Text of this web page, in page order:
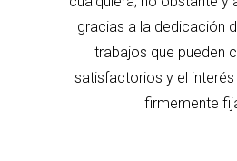
gracias a la dedicación
trabajos que pueden
satisfactorios y el
firmemente